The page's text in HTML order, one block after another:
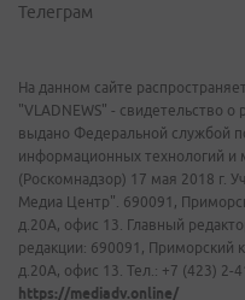
Телеграм
На данном сайте
"VLADNEWS" - свидетельство
выдано Федеральной службой
информационных технологий и
(Роскомнадзор) 17 мая 2018 г.
Медиа Центр". 690091,
д.20А, офис 13. Главный
редакции: 690091, Приморский
д.20А, офис 13. Тел.: +7 (423) 2-
https://mediadv.online/